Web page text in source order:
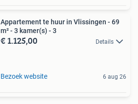
Appartement te huur in Vlissingen - 69
m² - 3 kamer(s) - 3
€ 1.125,00 Details
Bezoek website 6 aug 26